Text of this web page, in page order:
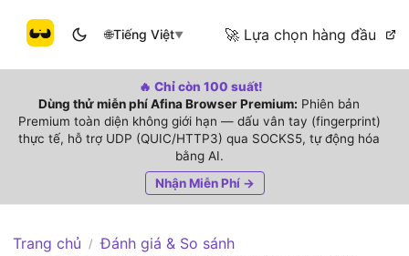
🌐Tiếng Việt▼ 🚀 Lựa chọn hàng đầu
🔥 Chỉ còn 100 suất!
Dùng thử miễn phí Afina Browser Premium: Phiên bản
Premium toàn diện không giới hạn — dấu vân tay (fingerprint)
thực tế, hỗ trợ UDP (QUIC/HTTP3) qua SOCKS5, tự động hóa
bằng AI.
Nhận Miễn Phí →
Trang chủ / Đánh giá & So sánh